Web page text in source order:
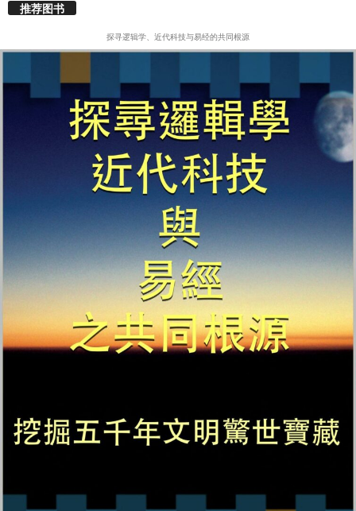
推荐图书
探寻逻辑学、近代科技与易经的共同根源